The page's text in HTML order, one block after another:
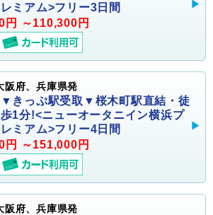
レミアム>フリー3日間
円 ～110,300円
阪府、兵庫県発
▼きっぷ駅受取▼桜木町駅直結・徒
歩1分!<ニューオータニイン横浜プ
レミアム>フリー4日間
円 ～151,000円
阪府、兵庫県発